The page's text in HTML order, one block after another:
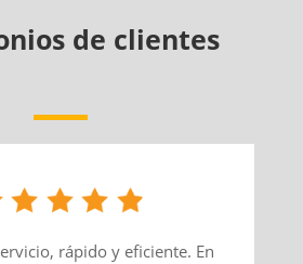
de clientes
rápido y eficiente. En